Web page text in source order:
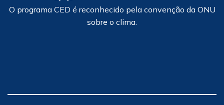
O programa CED é reconhecido pela convenção da ONU
sobre o clima.